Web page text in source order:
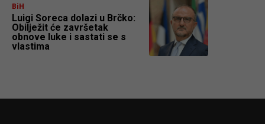
BiH
Luigi Soreca dolazi u Brčko:
Obilježit će završetak
obnove luke i sastati se s
vlastima